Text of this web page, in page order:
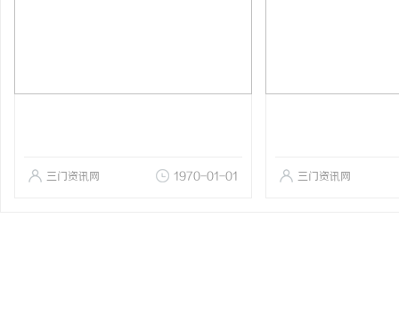
三门资讯网 1970-01-01 三门资讯网